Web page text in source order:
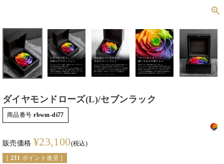
ダイヤモンドローズ(L)/セブンラック
商品番号 rbwm-di77
販売価格 ¥23,100 税込
[ 231 ポイント進呈 ]